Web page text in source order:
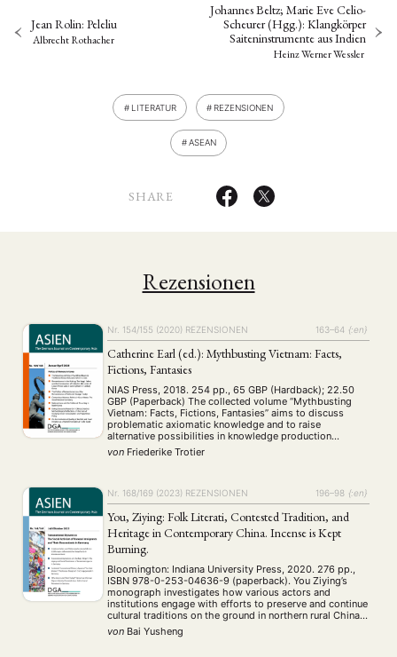
Jean Rolin: Peleliu
Albrecht Rothacher
Johannes Beltz; Marie Eve Celio-
Scheurer (Hgg.): Klangkörper
Saiteninstrumente aus Indien
Heinz Werner Wessler
LITERATUR REZENSIONEN
ASEAN
SHARE
Rezensionen
Nr. 154/155 (2020) REZENSIONEN 163–64 {:en}
Catherine Earl (ed.): Mythbusting Vietnam: Facts,
Fictions, Fantasies
NIAS Press, 2018. 254 pp., 65 GBP (Hardback); 22.50
GBP (Paperback) The collected volume “Mythbusting
Vietnam: Facts, Fictions, Fantasies” aims to discuss
problematic axiomatic knowledge and to raise
alternative possibilities in knowledge production
processes and practices in Vietnam Studies through
interdisciplinary and methodologically diverse
von Friederike Trotier
Nr. 168/169 (2023) REZENSIONEN 196–98 {:en}
You, Ziying: Folk Literati, Contested Tradition, and
Heritage in Contemporary China. Incense is Kept
Burning.
Bloomington: Indiana University Press, 2020. 276 pp.,
ISBN 978-0-253-04636-9 (paperback). You Ziying’s
monograph investigates how various actors and
institutions engage with efforts to preserve and continue
cultural traditions on the ground in northern rural China.
Particularly, You focuses on the important role of folk
literati, “a group of people who are skilled in classical
von Bai Yusheng